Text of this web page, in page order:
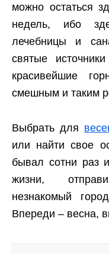
можно остаться
недель, ибо
лечебницы и
святые
красивейшие
смешным и таким
Выбрать для
или найти свое
бывал сотни раз
жизни,
незнакомый
Впереди – весна,